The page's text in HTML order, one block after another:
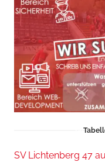
SV Lichtenberg 47